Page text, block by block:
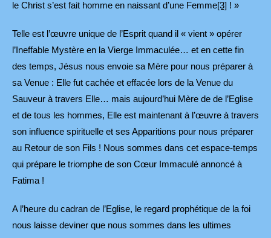
le Christ s’est fait homme en naissant d’une Femme[3] ! »
Telle est l’œuvre unique de l’Esprit quand il « vient » opérer
l’Ineffable Mystère en la Vierge Immaculée… et en cette fin
des temps, Jésus nous envoie sa Mère pour nous préparer à
sa Venue : Elle fut cachée et effacée lors de la Venue du
Sauveur à travers Elle… mais aujourd’hui Mère de de l’Eglise
et de tous les hommes, Elle est maintenant à l’œuvre à travers
son influence spirituelle et ses Apparitions pour nous préparer
au Retour de son Fils ! Nous sommes dans cet espace-temps
qui prépare le triomphe de son Cœur Immaculé annoncé à
Fatima !
A l’heure du cadran de l’Eglise, le regard prophétique de la foi
nous laisse deviner que nous sommes dans les ultimes